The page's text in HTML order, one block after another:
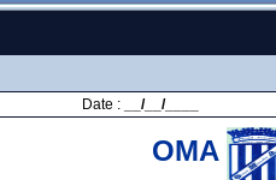
Date : __/__/____
OMA